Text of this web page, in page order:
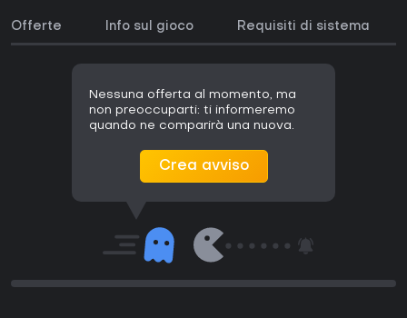
Offerte Info sul gioco Requisiti di sistema
Nessuna offerta al momento, ma
non preoccuparti: ti informeremo
quando ne comparirà una nuova.
Crea avviso